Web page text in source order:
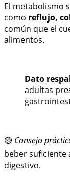
El metabolismo
como reflujo,
común que el
alimentos.
Dato
adultas
🟡 Consejo
beber suficiente
digestivo.